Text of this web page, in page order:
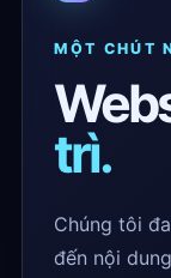
MỘT CHÚT
trì.
Chúng tôi
đến nội